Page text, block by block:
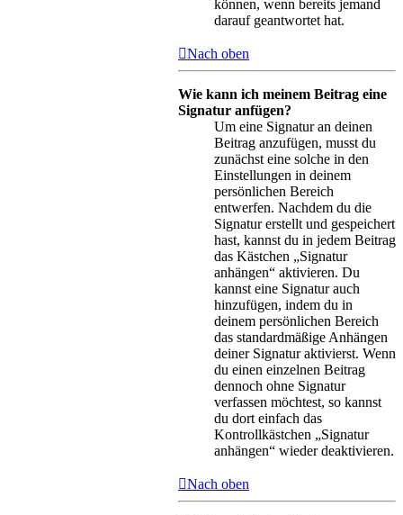
können, wenn bereits jemand
darauf geantwortet hat.
Nach oben
Wie kann ich meinem Beitrag eine
Signatur anfügen?
Um eine Signatur an deinen
Beitrag anzufügen, musst du
zunächst eine solche in den
Einstellungen in deinem
persönlichen Bereich
entwerfen. Nachdem du die
Signatur erstellt und gespeichert
hast, kannst du in jedem Beitrag
das Kästchen „Signatur
anhängen“ aktivieren. Du
kannst eine Signatur auch
hinzufügen, indem du in
deinem persönlichen Bereich
das standardmäßige Anhängen
deiner Signatur aktivierst. Wenn
du einen einzelnen Beitrag
dennoch ohne Signatur
verfassen möchtest, so kannst
du dort einfach das
Kontrollkästchen „Signatur
anhängen“ wieder deaktivieren.
Nach oben